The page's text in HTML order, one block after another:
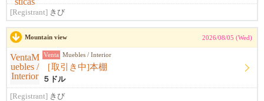
[Registrant] きび
Mountain view 2026/08/05 (Wed)
Venta Muebles / Interior
［取引き中]本棚
５ドル
[Registrant] きび